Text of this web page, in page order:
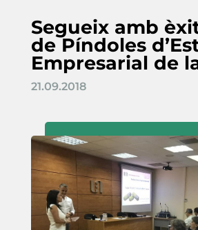
Segueix amb
de Píndoles
Empresarial de
21.09.2018